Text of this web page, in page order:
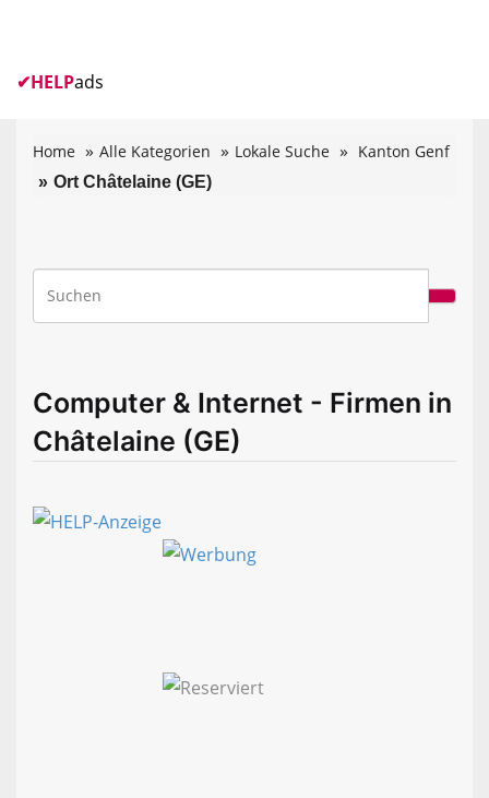
✔HELPads
Home Alle Kategorien Lokale Suche Kanton Genf
Ort Châtelaine (GE)
Computer & Internet - Firmen in
Châtelaine (GE)